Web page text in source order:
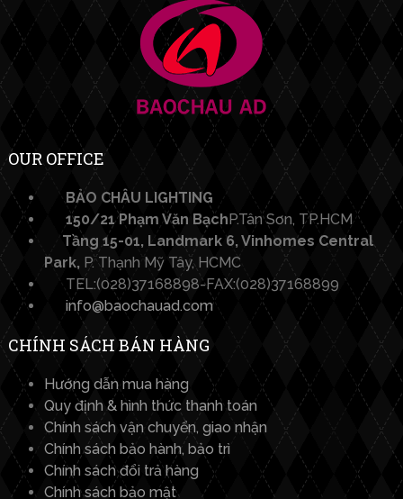
OUR OFFICE
BẢO CHÂU LIGHTING​
150/21 Phạm Văn BạchP.Tân Sơn, TP.HCM
Tầng 15-01, Landmark 6, Vinhomes Central
Park, P. Thạnh Mỹ Tây, HCMC
TEL:(028)37168898-FAX:(028)37168899
info@baochauad.com
CHÍNH SÁCH BÁN HÀNG
Hướng dẫn mua hàng
Quy định & hình thức thanh toán
Chính sách vận chuyển, giao nhận
Chính sách bảo hành, bảo trì
Chính sách đổi trả hàng
Chính sách bảo mật